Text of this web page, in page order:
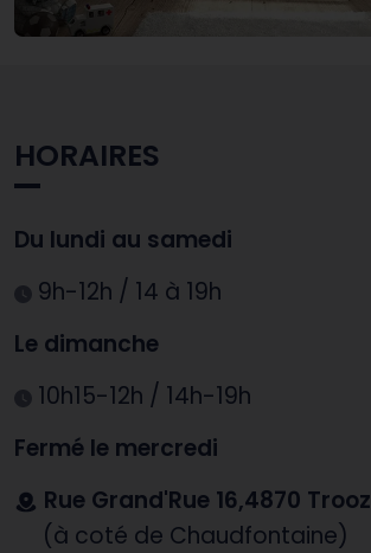
HORAIRES
Du lundi au samedi
9h-12h / 14 à 19h
Le dimanche
10h15-12h / 14h-19h
Fermé le mercredi
Rue Grand'Rue 16,4870 Trooz
(à coté de Chaudfontaine)